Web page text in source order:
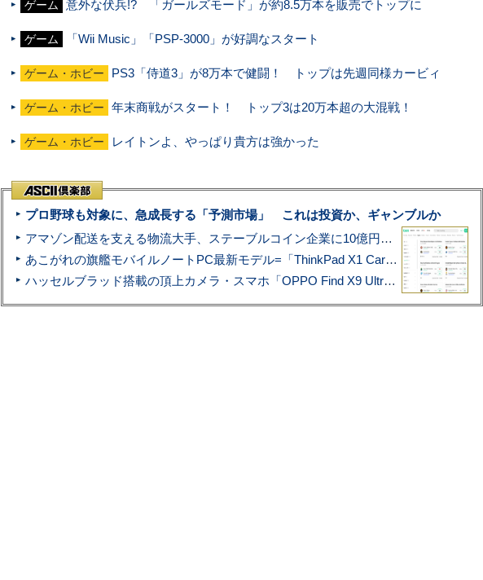
ゲーム 意外な伏兵!? 「ガールズモード」が約8.5万本を販売でトップに
ゲーム 「Wii Music」「PSP-3000」が好調なスタート
ゲーム・ホビー PS3「侍道3」が8万本で健闘！ トップは先週同様カービィ
ゲーム・ホビー 年末商戦がスタート！ トップ3は20万本超の大混戦！
ゲーム・ホビー レイトンよ、やっぱり貴方は強かった
プロ野球も対象に、急成長する「予測市場」 これは投資か、ギャンブルか
アマゾン配送を支える物流大手、ステーブルコイン企業に10億円投資のワケ
あこがれの旗艦モバイルノートPC最新モデル=「ThinkPad X1 Carbon Gen 14 Aura Edition」実機レビュー
ハッセルブラッド搭載の頂上カメラ・スマホ「OPPO Find X9 Ultra」実写レビュー=プロが本気で徹底撮影しました!!